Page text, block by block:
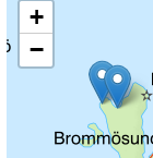
+
−